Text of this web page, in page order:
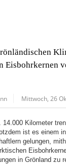
Eisbohrkernen
Mittwoch, 26
Kilometer
ist es einem
gelungen,
in Grönland zu